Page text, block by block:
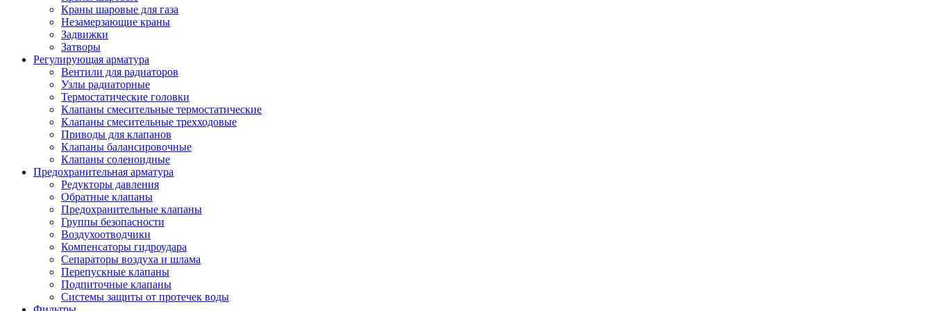
Краны шаровые для газа
Незамерзающие краны
Задвижки
Затворы
Регулирующая арматура
Вентили для радиаторов
Узлы радиаторные
Термостатические головки
Клапаны смесительные термостатические
Клапаны смесительные трехходовые
Приводы для клапанов
Клапаны балансировочные
Клапаны соленоидные
Предохранительная арматура
Редукторы давления
Обратные клапаны
Предохранительные клапаны
Группы безопасности
Воздухоотводчики
Компенсаторы гидроудара
Сепараторы воздуха и шлама
Перепускные клапаны
Подпиточные клапаны
Системы защиты от протечек воды